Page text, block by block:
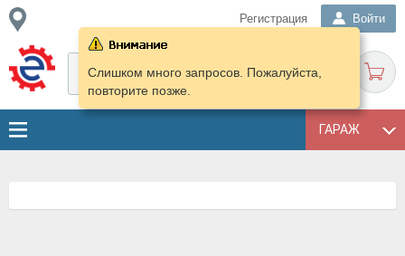
Регистрация Войти
ГАРАЖ
Слишком много запросов. Пожалуйста,
повторите позже.